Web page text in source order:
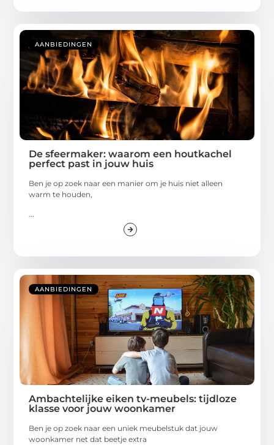
AANBIEDINGEN
De sfeermaker: waarom een houtkachel
perfect past in jouw huis
Ben je op zoek naar een manier om je huis niet alleen
warm te houden,
...
AANBIEDINGEN
Ambachtelijke eiken tv-meubels: tijdloze
klasse voor jouw woonkamer
Ben je op zoek naar een uniek meubelstuk dat jouw
woonkamer net dat beetje extra